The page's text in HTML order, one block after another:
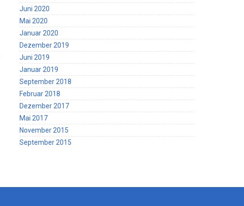
Juni 2020
Mai 2020
Januar 2020
Dezember 2019
Juni 2019
Januar 2019
September 2018
Februar 2018
Dezember 2017
Mai 2017
November 2015
September 2015